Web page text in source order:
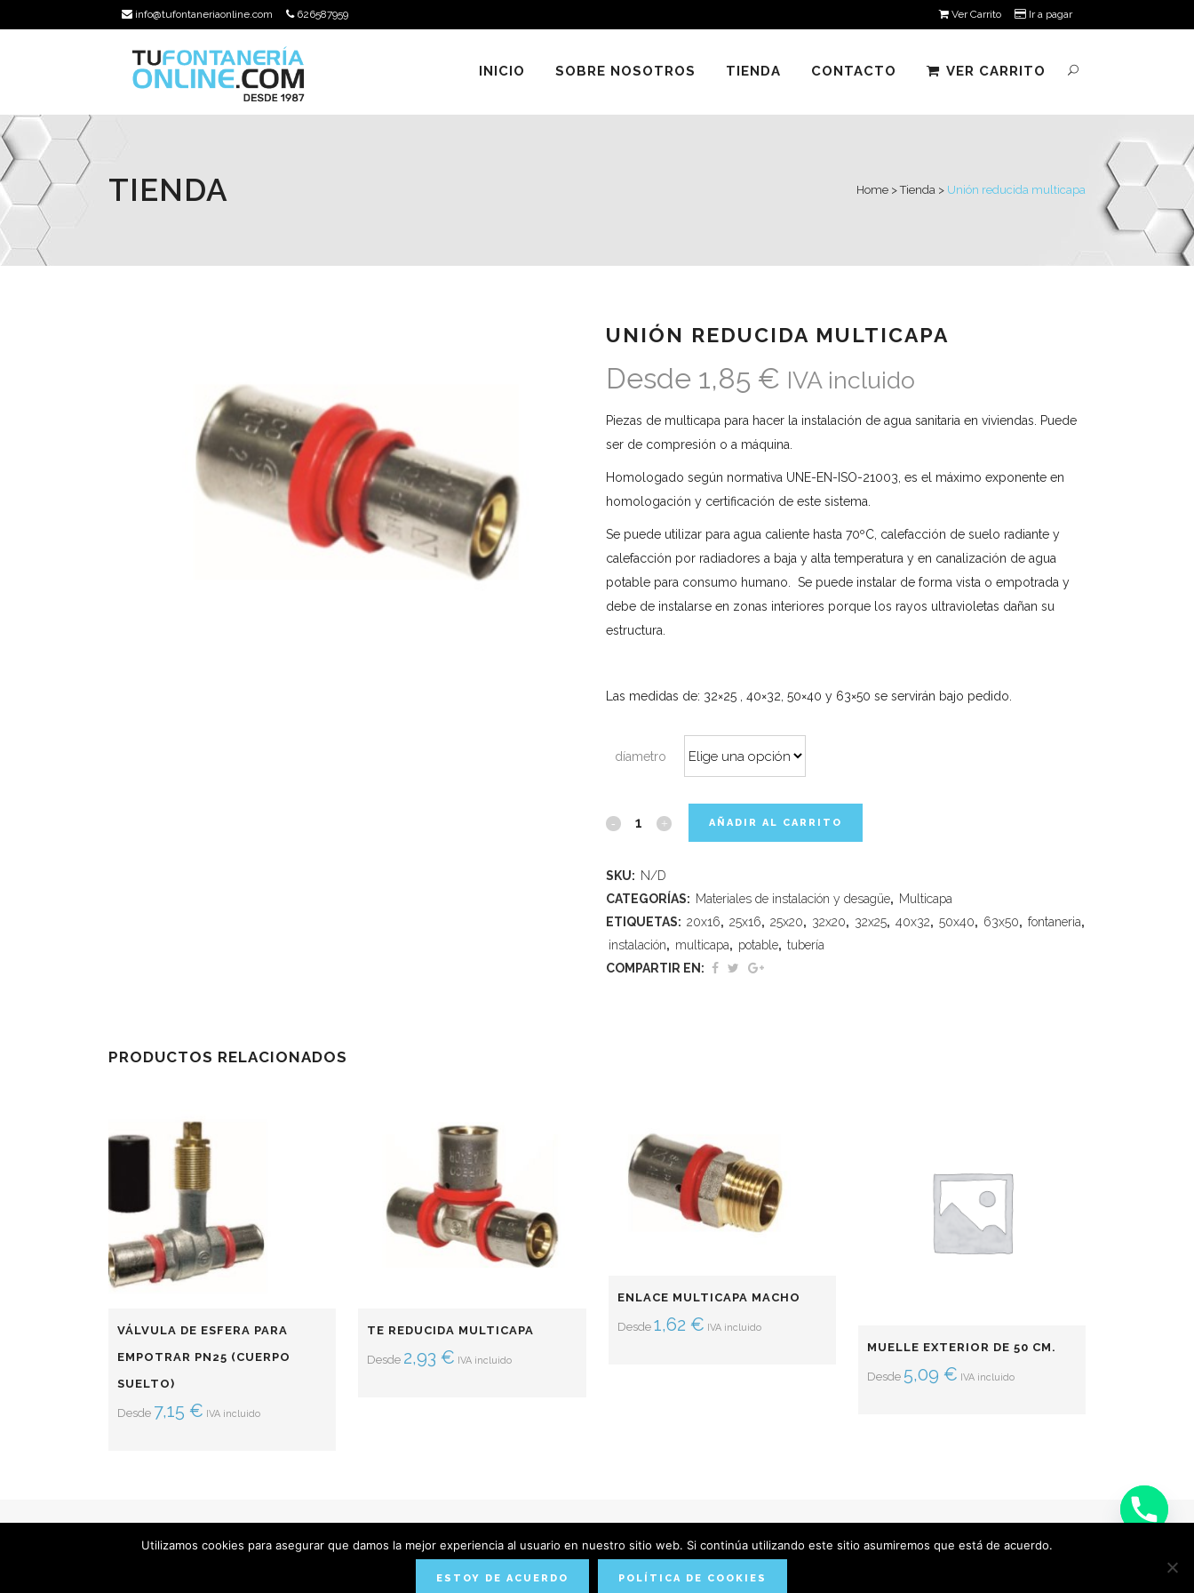
info@tufontaneriaonline.com 626587959 Ver Carrito Ir a pagar
INICIO SOBRE NOSOTROS TIENDA CONTACTO VER CARRITO
TIENDA Home >Tienda > Unión reducida multicapa
UNIÓN REDUCIDA MULTICAPA
Desde 1,85 € IVA incluido
Piezas de multicapa para hacer la instalación de agua sanitaria en viviendas. Puede
ser de compresión o a máquina.
Homologado según normativa UNE-EN-ISO-21003, es el máximo exponente en
homologación y certificación de este sistema.
Se puede utilizar para agua caliente hasta 70ºC, calefacción de suelo radiante y
calefacción por radiadores a baja y alta temperatura y en canalización de agua
potable para consumo humano. Se puede instalar de forma vista o empotrada y
debe de instalarse en zonas interiores porque los rayos ultravioletas dañan su
estructura.
Las medidas de: 32×25 , 40×32, 50×40 y 63×50 se servirán bajo pedido.
díametro
AÑADIR AL CARRITO
SKU: N/D
CATEGORÍAS: Materiales de instalación y desagüe, Multicapa
ETIQUETAS: 20x16, 25x16, 25x20, 32x20, 32x25, 40x32, 50x40, 63x50, fontaneria,
instalación, multicapa, potable, tubería
COMPARTIR EN:
PRODUCTOS RELACIONADOS
VÁLVULA DE ESFERA PARA
EMPOTRAR PN25 (CUERPO
SUELTO)
Desde 7,15 € IVA incluido
TE REDUCIDA MULTICAPA
Desde 2,93€ IVA incluido
ENLACE MULTICAPA MACHO
Desde 1,62 € IVA incluido
MUELLE EXTERIOR DE 50 CM.
Desde 5,09 € IVA incluido
Utilizamos cookies para asegurar que damos la mejor experiencia al usuario en nuestro sitio web. Si continúa utilizando este sitio asumiremos que está de acuerdo.
ESTOY DE ACUERDO POLÍTICA DE COOKIES